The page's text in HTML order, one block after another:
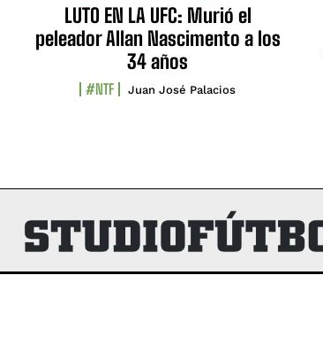
LUTO EN LA UFC: Murió el
peleador Allan Nascimento a los
34 años
#NTF Juan José Palacios